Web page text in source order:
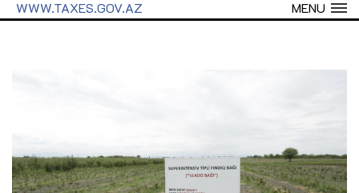
MENU
WWW.TAXES.GOV.AZ